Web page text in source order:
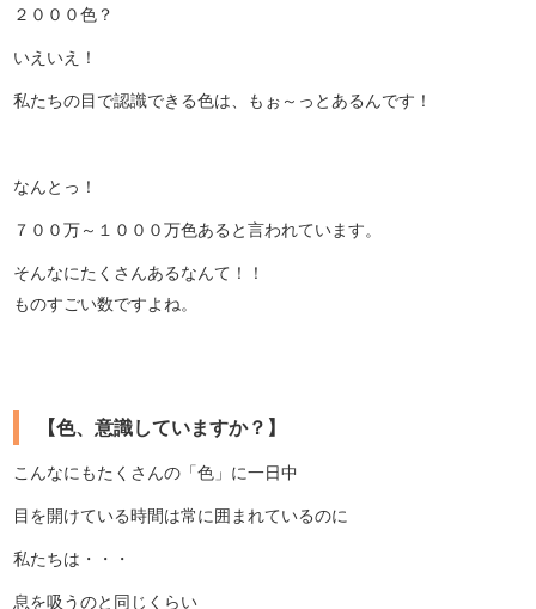
２０００色？
いえいえ！
私たちの目で認識できる色は、もぉ～っとあるんです！
なんとっ！
７００万～１０００万色あると言われています。
そんなにたくさんあるなんて！！
ものすごい数ですよね。
【色、意識していますか？】
こんなにもたくさんの「色」に一日中
目を開けている時間は常に囲まれているのに
私たちは・・・
息を吸うのと同じくらい